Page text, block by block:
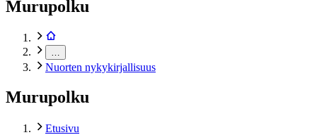
Murupolku
Nuorten nykykirjallisuus
Murupolku
Etusivu